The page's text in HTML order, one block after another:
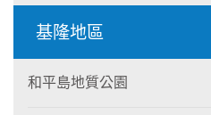
基隆地區
和平島地質公園